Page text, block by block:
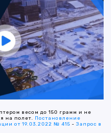
весом до 150 грамм и не
на полет. Постановление
от 19.03.2022 № 415 -Запрос в